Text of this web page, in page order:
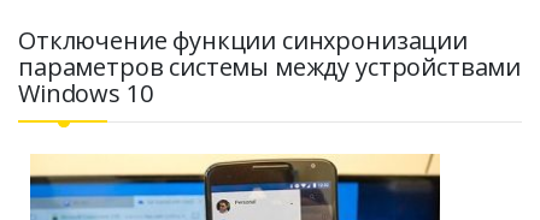
Отключение функции синхронизации
параметров системы между устройствами
Windows 10